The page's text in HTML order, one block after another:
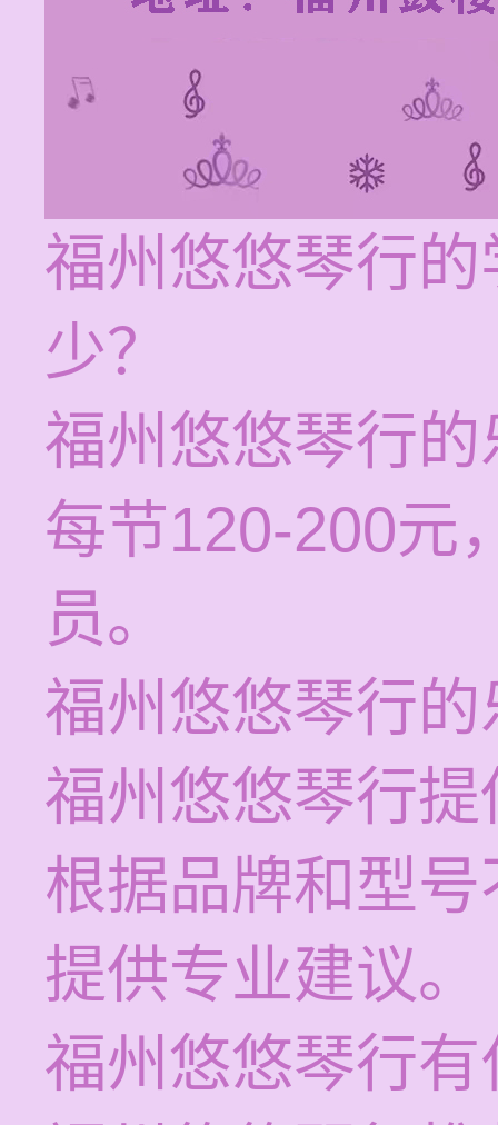
福州悠悠琴行
少？
福州悠悠琴行
每节120-200元
员。
福州悠悠琴行
福州悠悠琴行
根据品牌和型
提供专业建议。
福州悠悠琴行